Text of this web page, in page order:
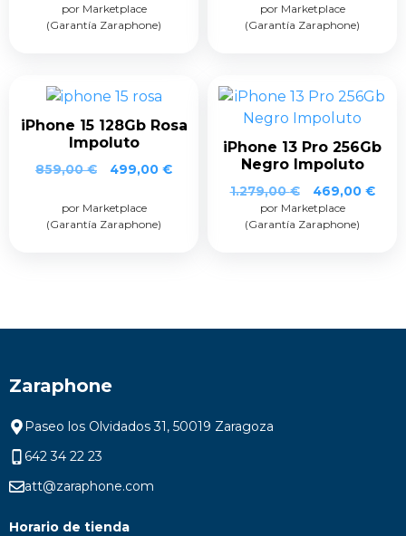
por Marketplace
(Garantía Zaraphone)
por Marketplace
(Garantía Zaraphone)
iPhone 15 128Gb Rosa
Impoluto
859,00€ 499,00 €
por Marketplace
(Garantía Zaraphone)
iPhone 13 Pro 256Gb
Negro Impoluto
1.279,00€ 469,00 €
por Marketplace
(Garantía Zaraphone)
Zaraphone
Paseo los Olvidados 31, 50019 Zaragoza
642 34 22 23
att@zaraphone.com
Horario de tienda